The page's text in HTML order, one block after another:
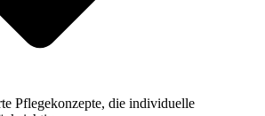
Pflegekonzepte, die individuelle